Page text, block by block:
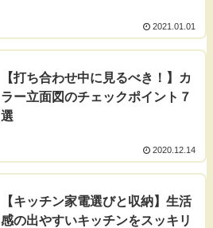
2021.01.01
【打ち合わせ中に見るべき！】カ
ラー立面図のチェックポイント７
選
2020.12.14
【キッチン家電選びと収納】生活
感の出やすいキッチンをスッキリ